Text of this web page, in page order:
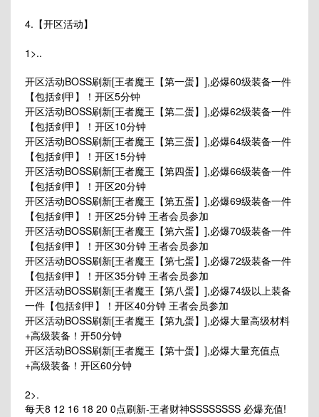
4.【开区活动】
1>..
开区活动BOSS刷新[王者魔王【第一蛋】],必爆60级装备一件
【包括剑甲】！开区5分钟
开区活动BOSS刷新[王者魔王【第二蛋】],必爆62级装备一件
【包括剑甲】！开区10分钟
开区活动BOSS刷新[王者魔王【第三蛋】],必爆64级装备一件
【包括剑甲】！开区15分钟
开区活动BOSS刷新[王者魔王【第四蛋】],必爆66级装备一件
【包括剑甲】！开区20分钟
开区活动BOSS刷新[王者魔王【第五蛋】],必爆69级装备一件
【包括剑甲】！开区25分钟 王者会员参加
开区活动BOSS刷新[王者魔王【第六蛋】],必爆70级装备一件
【包括剑甲】！开区30分钟 王者会员参加
开区活动BOSS刷新[王者魔王【第七蛋】],必爆72级装备一件
【包括剑甲】！开区35分钟 王者会员参加
开区活动BOSS刷新[王者魔王【第八蛋】],必爆74级以上装备
一件【包括剑甲】！开区40分钟 王者会员参加
开区活动BOSS刷新[王者魔王【第九蛋】],必爆大量高级材料
+高级装备！开50分钟
开区活动BOSS刷新[王者魔王【第十蛋】],必爆大量充值点
+高级装备！开区60分钟
2>.
每天8 12 16 18 20 0点刷新-王者财神SSSSSSSS 必爆充值!